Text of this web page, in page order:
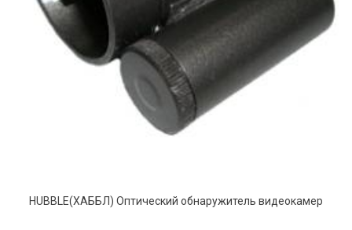
HUBBLE(ХАББЛ) Оптический обнаружитель видеокамер